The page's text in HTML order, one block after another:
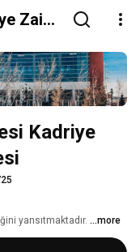
Zaim
Kadriye
yansıtmaktadır. ...more